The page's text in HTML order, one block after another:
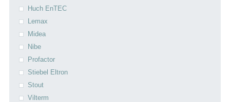
Huch EnTEC
Lemax
Midea
Nibe
Profactor
Stiebel Eltron
Stout
Vilterm